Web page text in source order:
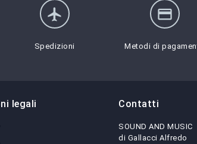
flight
Spedizioni
credit_card
Metodi di
legali Contatti
SOUND AND MUSIC
di Gallacci Alfredo